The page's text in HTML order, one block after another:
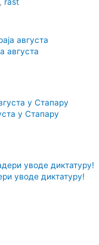
августа
у Стапару
уводе диктатуру!